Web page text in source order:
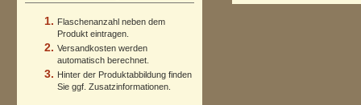
Flaschenanzahl neben dem
Produkt eintragen.
Versandkosten werden
automatisch berechnet.
Hinter der Produktabbildung finden
Sie ggf. Zusatzinformationen.